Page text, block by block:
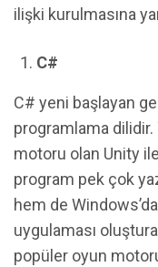
ilişki kurulmasına
C#
C# yeni başlayan
programlama dilidir.
motoru olan Unity
program pek çok
hem de
uygulaması
popüler oyun